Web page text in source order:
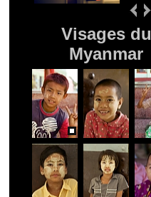
Visages du
Myanmar